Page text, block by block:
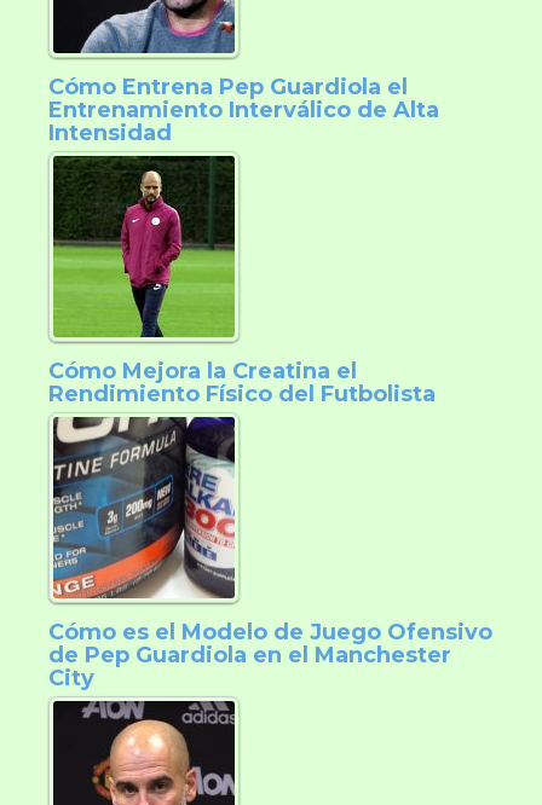
Cómo Entrena Pep Guardiola el
Entrenamiento Interválico de Alta
Intensidad
Cómo Mejora la Creatina el
Rendimiento Físico del Futbolista
Cómo es el Modelo de Juego Ofensivo
de Pep Guardiola en el Manchester
City